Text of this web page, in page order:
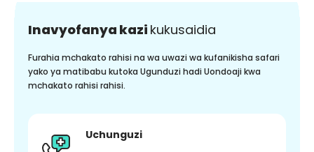
Inavyofanya kazi kukusaidia
Furahia mchakato rahisi na wa uwazi wa kufanikisha safari
yako ya matibabu kutoka Ugunduzi hadi Uondoaji kwa
mchakato rahisi rahisi.
Uchunguzi